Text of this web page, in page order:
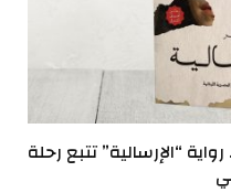
“الإرسالية” تتبع رحلة